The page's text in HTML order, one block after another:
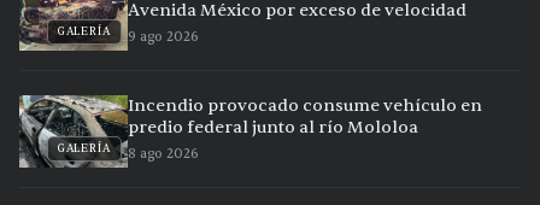
GALERÍA
Avenida México por exceso de velocidad
9 ago 2026
GALERÍA
Incendio provocado consume vehículo en
predio federal junto al río Mololoa
8 ago 2026